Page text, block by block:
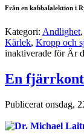
Från en kabbalalektion i
Kategori: Andlighet,
Kärlek, Kropp och
inaktiverade för Är
En
Publicerat onsdag,